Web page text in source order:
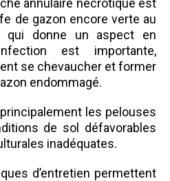
annulaire nécrotique est
de gazon encore verte au
qui donne un aspect en
est importante,
se chevaucher et former
endommagé.
les pelouses
de sol défavorables
inadéquates.
d’entretien permettent